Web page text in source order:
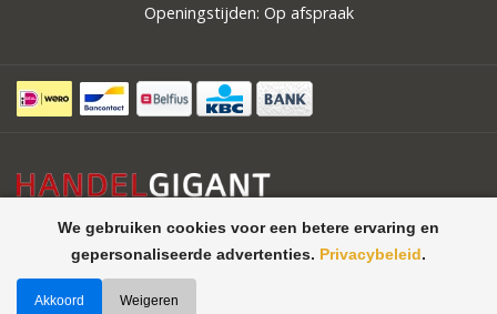
We gebruiken cookies voor een betere ervaring en
gepersonaliseerde advertenties. Privacybeleid.
Akkoord Weigeren
Openingstijden: Op afspraak